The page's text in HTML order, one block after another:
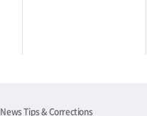
News Tips & Corrections